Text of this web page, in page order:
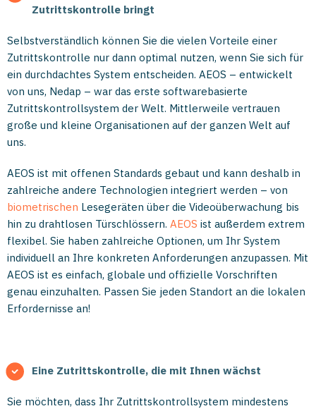
Zutrittskontrolle bringt
Selbstverständlich können Sie die vielen Vorteile einer
Zutrittskontrolle nur dann optimal nutzen, wenn Sie sich für
ein durchdachtes System entscheiden. AEOS – entwickelt
von uns, Nedap – war das erste softwarebasierte
Zutrittskontrollsystem der Welt. Mittlerweile vertrauen
große und kleine Organisationen auf der ganzen Welt auf
uns.
AEOS ist mit offenen Standards gebaut und kann deshalb in
zahlreiche andere Technologien integriert werden – von
biometrischen Lesegeräten über die Videoüberwachung bis
hin zu drahtlosen Türschlössern. AEOS ist außerdem extrem
flexibel. Sie haben zahlreiche Optionen, um Ihr System
individuell an Ihre konkreten Anforderungen anzupassen. Mit
AEOS ist es einfach, globale und offizielle Vorschriften
genau einzuhalten. Passen Sie jeden Standort an die lokalen
Erfordernisse an!
Eine Zutrittskontrolle, die mit Ihnen wächst
Sie möchten, dass Ihr Zutrittskontrollsystem mindestens